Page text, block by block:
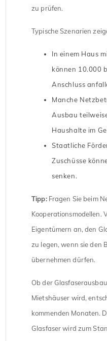
zu prüfen.
Typische Szenarien
In einem Haus
können 10.000
Anschluss
Manche
Ausbau
Haushalte im
Staatliche
Zuschüsse
senken.
Tipp:Fragen Sie beim
Kooperationsmodellen.
Eigentümern an, den
zu legen, wenn sie den
übernehmen dürfen.
Ob der
Mietshäuser wird,
kommenden Monaten.
Glasfaser wird zum